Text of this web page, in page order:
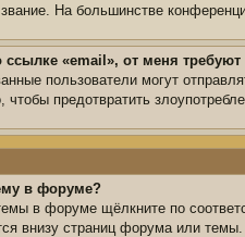
На большинстве
«email», от меня
пользователи могут
чтобы предотвратить
в форуме?
в форуме щёлкните по
внизу страниц форума или